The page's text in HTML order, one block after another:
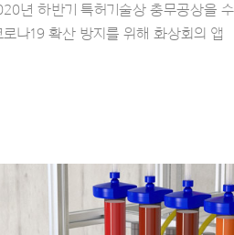
년 하반기 특허기술상 충무공상을 수
나19 확산 방지를 위해 화상회의 앱